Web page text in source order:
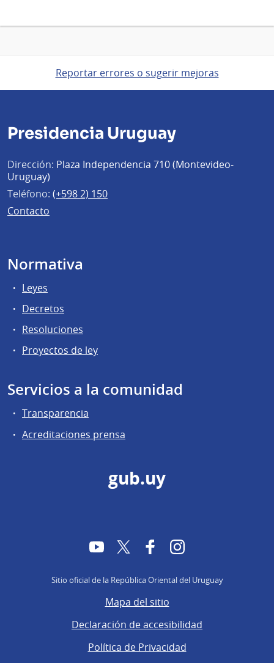
Reportar errores o sugerir mejoras
Presidencia Uruguay
Dirección: Plaza Independencia 710 (Montevideo-
Uruguay)
Teléfono: (+598 2) 150
Contacto
Normativa
Leyes
Decretos
Resoluciones
Proyectos de ley
Servicios a la comunidad
Transparencia
Acreditaciones prensa
gub.uy
YouTubeTwitter FacebookInstagram
Sitio oficial de la República Oriental del Uruguay
Mapa del sitio
Declaración de accesibilidad
Política de Privacidad